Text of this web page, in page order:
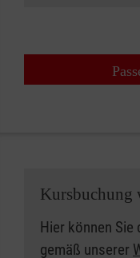
Kursbuchung
Hier können Sie
gemäß unserer